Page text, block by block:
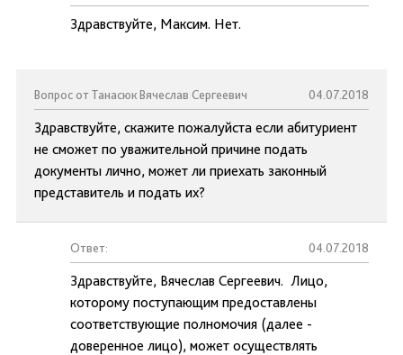
Здравствуйте, Максим. Нет.
Вопрос от Танасюк Вячеслав Сергеевич 04.07.2018
Здравствуйте, скажите пожалуйста если абитуриент
не сможет по уважительной причине подать
документы лично, может ли приехать законный
представитель и подать их?
Ответ: 04.07.2018
Здравствуйте, Вячеслав Сергеевич. Лицо,
которому поступающим предоставлены
соответствующие полномочия (далее -
доверенное лицо), может осуществлять